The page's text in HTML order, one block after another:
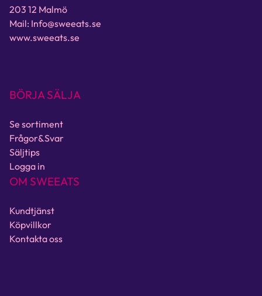
203 12 Malmö
Mail: Info@sweeats.se
www.sweeats.se
BÖRJA SÄLJA
Se sortiment
Frågor&Svar
Säljtips
Logga in
OM SWEEATS
Kundtjänst
Köpvillkor
Kontakta oss